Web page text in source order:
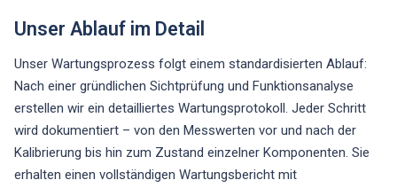
Unser Ablauf im Detail
Unser Wartungsprozess folgt einem standardisierten Ablauf:
Nach einer gründlichen Sichtprüfung und Funktionsanalyse
erstellen wir ein detailliertes Wartungsprotokoll. Jeder Schritt
wird dokumentiert – von den Messwerten vor und nach der
Kalibrierung bis hin zum Zustand einzelner Komponenten. Sie
erhalten einen vollständigen Wartungsbericht mit